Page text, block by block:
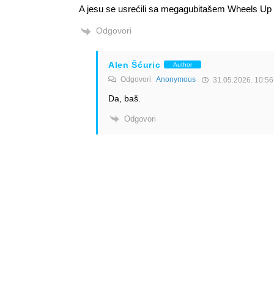
A jesu se usrećili sa megagubitašem Wheels Up
Odgovori
Alen Šćuric Author
Odgovori Anonymous 31.05.2026. 10:56
Da, baš.
Odgovori